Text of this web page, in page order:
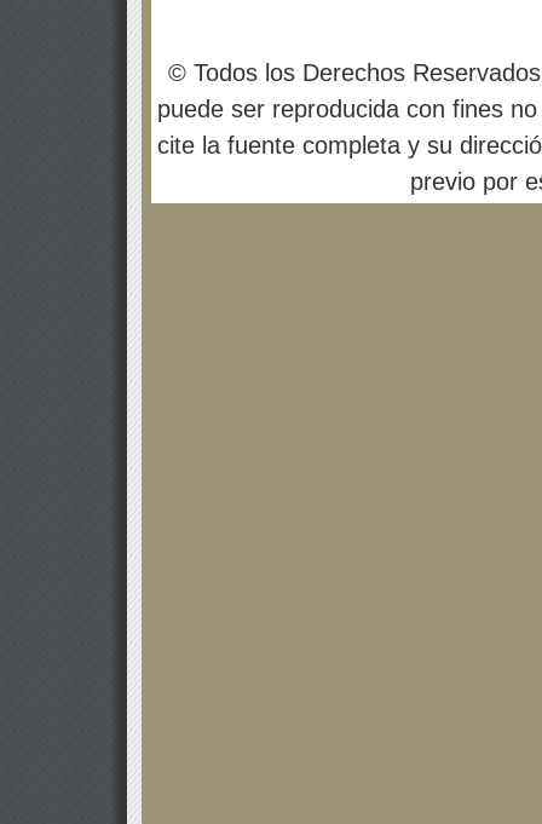
© Todos los Derechos
puede ser reproducida con fines
cite la fuente completa y su
previo por